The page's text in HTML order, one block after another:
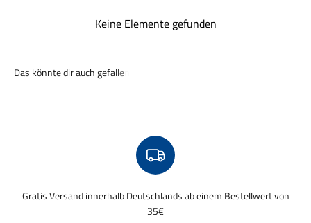
Keine Elemente gefunden
Gratis Versand innerhalb Deutschlands ab einem Bestellwert von
35€